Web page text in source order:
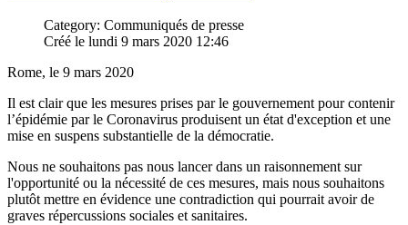
Category: Communiqués de presse
Créé le lundi 9 mars 2020 12:46
Rome, le 9 mars 2020
Il est clair que les mesures prises par le gouvernement pour contenir
l’épidémie par le Coronavirus produisent un état d'exception et une
mise en suspens substantielle de la démocratie.
Nous ne souhaitons pas nous lancer dans un raisonnement sur
l'opportunité ou la nécessité de ces mesures, mais nous souhaitons
plutôt mettre en évidence une contradiction qui pourrait avoir de
graves répercussions sociales et sanitaires.